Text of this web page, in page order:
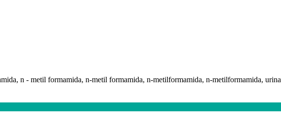
n - metil formamida, n-metil formamida, n-metilformamida, n-metilformamida, urina